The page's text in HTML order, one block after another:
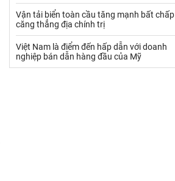
VLXD khác
Xi măng - Clynker
Vận tải biển toàn cầu tăng mạnh bất chấp
căng thẳng địa chính trị
Việt Nam là điểm đến hấp dẫn với doanh
nghiệp bán dẫn hàng đầu của Mỹ